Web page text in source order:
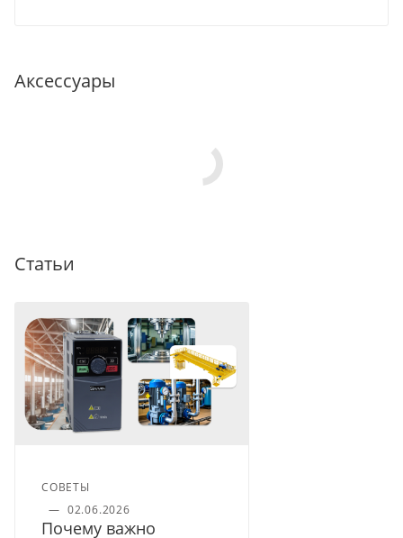
Аксессуары
Статьи
СОВЕТЫ
— 02.06.2026
Почему важно